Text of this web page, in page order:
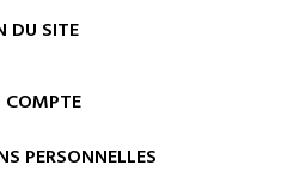
DU SITE
PERSONNELLES